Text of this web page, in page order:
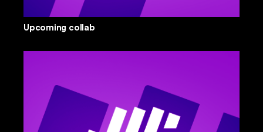
Upcoming collab